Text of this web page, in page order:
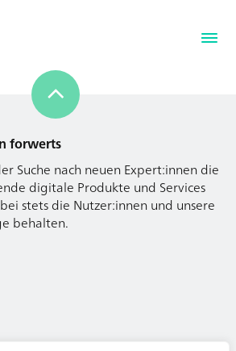
forwerts
Suche nach neuen Expert:innen die
digitale Produkte und Services
stets die Nutzer:innen und unsere
27273681
forwerts
Suche nach neuen Expert:innen die
digitale Produkte und Services
stets die Nutzer:innen und unsere
behalten.